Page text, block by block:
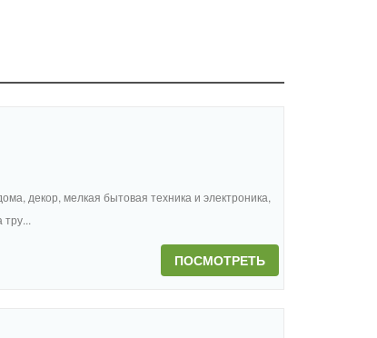
декор, мелкая бытовая техника и электроника,
ПОСМОТРЕТЬ